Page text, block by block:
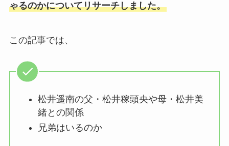
ゃるのかについてリサーチしました。
この記事では、
松井遥南の父・松井稼頭央や母・松井美
緒との関係
兄弟はいるのか